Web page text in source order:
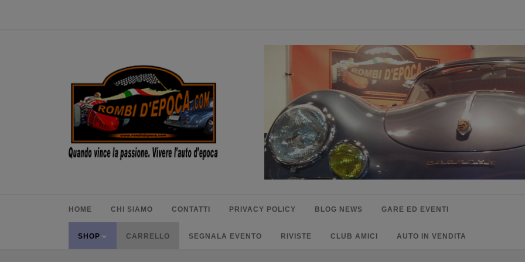
HOME CHI SIAMO CONTATTI PRIVACY POLICY BLOG NEWS GARE ED EVENTI
SHOP CARRELLO SEGNALA EVENTO RIVISTE CLUB AMICI AUTO IN VENDITA